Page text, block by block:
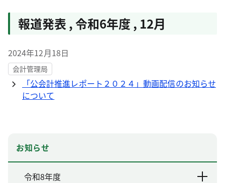
報道発表 ,令和6年度 , 12月
2024年12月18日
会計管理局
「公会計推進レポート２０２４」動画配信のお知らせ
について
お知らせ
令和8年度